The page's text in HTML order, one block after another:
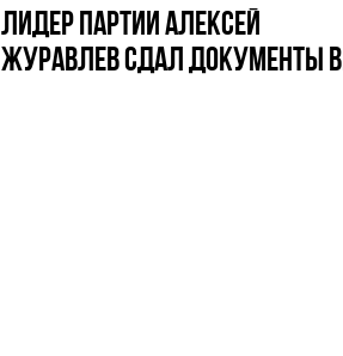
ЛИДЕР ПАРТИИ АЛЕКСЕЙ
ЖУРАВЛЕВ СДАЛ ДОКУМЕНТЫ В